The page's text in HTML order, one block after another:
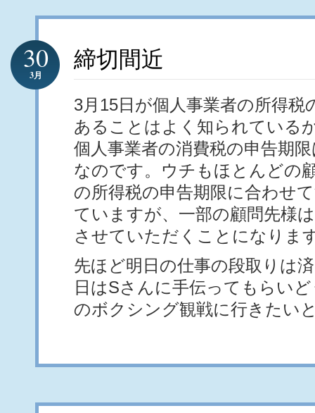
締切間近
30
3月
3月15日が個人事業者の所得税
あることはよく知られている
個人事業者の消費税の申告期
なのです。ウチもほとんどの
の所得税の申告期限に合わせ
ていますが、一部の顧問先様
させていただくことになりま
先ほど明日の仕事の段取りは
日はSさんに手伝ってもらい
のボクシング観戦に行きたい